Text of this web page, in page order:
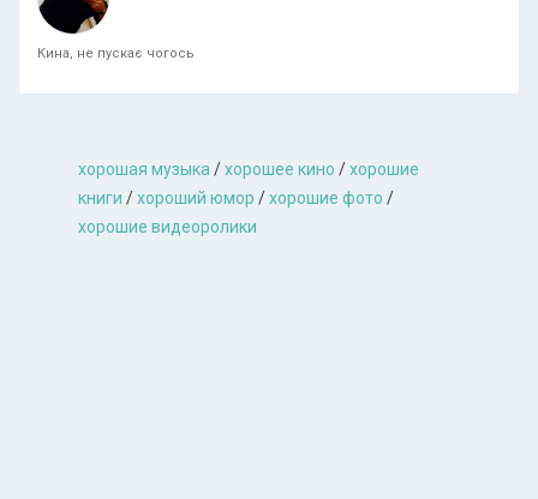
Кина, не пускає чогось
хорошая музыкa /хорошее кино /хорошие
книги /хороший юмор /хорошие фото /
хорошие видеоролики